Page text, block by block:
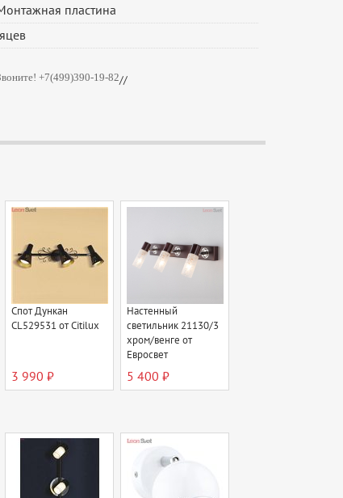
пластина
+7(499)390-19-82//
Спот Дункан
CL529531 от Citilux
3 990 ₽
Настенный
светильник 21130/3
хром/венге от
Евросвет
5 400 ₽